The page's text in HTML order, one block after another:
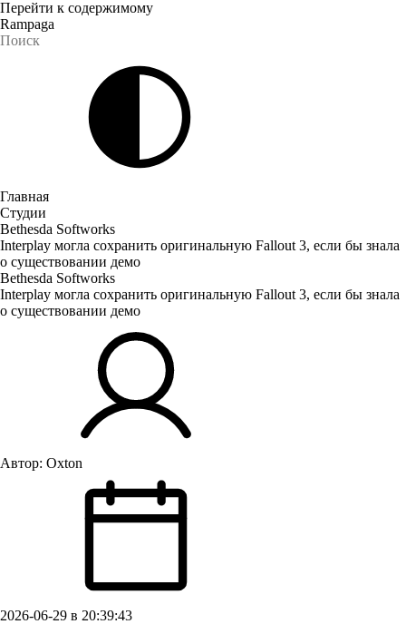
Перейти к содержимому
Rampaga
Главная
Студии
Bethesda Softworks
Interplay могла сохранить оригинальную Fallout 3, если бы знала
о существовании демо
Bethesda Softworks
Interplay могла сохранить оригинальную Fallout 3, если бы знала
о существовании демо
Автор: Oxton
2026-06-29 в 20:39:43